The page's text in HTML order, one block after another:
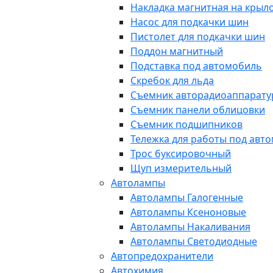
Накладка магнитная на
Насос для подкачки шин
Пистолет для подкачки шин
Поддон магнитный
Подставка под автомобиль
Скребок для льда
Съемник
Съемник панели облицовки
Съемник подшипников
Тележка для работы под
Трос буксировочный
Щуп измерительный
Автолампы
Автолампы Галогенные
Автолампы Ксеноновые
Автолампы Накаливания
Автолампы Светодиодные
Автопредохранители